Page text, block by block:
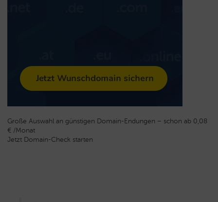
Große Auswahl an günstigen Domain-Endungen – schon ab 0,08
€ /Monat
Jetzt Domain-Check starten